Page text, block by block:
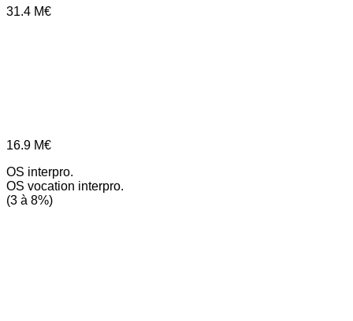
31.4 M€
16.9 M€
OS interpro.
OS vocation interpro.
(3 à 8%)